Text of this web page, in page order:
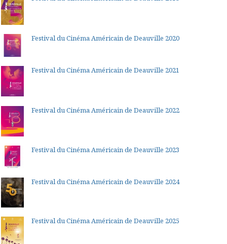
Festival du Cinéma Américain de Deauville 2020
Festival du Cinéma Américain de Deauville 2021
Festival du Cinéma Américain de Deauville 2022
Festival du Cinéma Américain de Deauville 2023
Festival du Cinéma Américain de Deauville 2024
Festival du Cinéma Américain de Deauville 2025